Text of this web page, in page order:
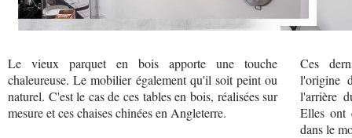
Le vieux parquet en bois apporte une touche
chaleureuse. Le mobilier également qu'il soit peint ou
naturel. C'est le cas de ces tables en bois, réalisées sur
mesure et ces chaises chinées en Angleterre.
Ces
l'origine
l'arrière
Elles ont
dans le